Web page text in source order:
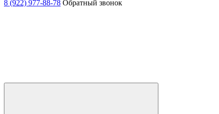
8 (922) 977-88-78 Обратный звонок